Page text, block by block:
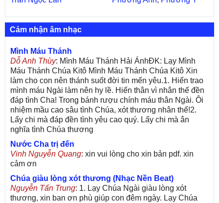
Cảm nhận âm nhạc
Mình Máu Thánh
Dỗ Anh Thùy: Mình Máu Thánh Hải ÁnhĐK: Lạy Mình
Máu Thánh Chúa Kitô Mình Máu Thánh Chúa Kitô Xin
làm cho con nên thánh suốt đời tin mến yêu.1. Hiến trao
mình máu Ngài làm nên hy lề. Hiến thân vì nhân thế đền
đáp tình Cha! Trong bánh rượu chính máu thân Ngài. Ôi
nhiệm mầu cao sâu tình Chúa, xót thương nhân thế!2.
Lấy chi mà đáp đền tình yêu cao quý. Lấy chi mà ân
nghĩa tình Chúa thương
Nước Cha trị đến
Vinh Nguyễn Quang: xin vui lòng cho xin bản pdf. xin
cảm ơn
Chúa giàu lòng xót thương (Nhạc Nền Beat)
Nguyễn Tấn Trung: 1. Lạy Chúa Ngài giàu lòng xót
thương, xin ban ơn phù giúp con đêm ngày. Lạy Chúa